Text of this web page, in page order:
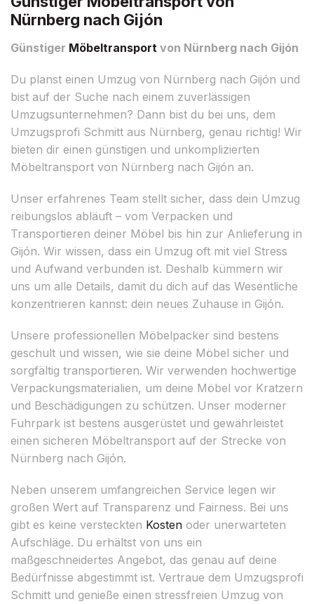
Nürnberg nach Gijón
Günstiger Möbeltransport von Nürnberg nach Gijón
Du planst einen Umzug von Nürnberg nach Gijón und
bist auf der Suche nach einem zuverlässigen
Umzugsunternehmen? Dann bist du bei uns, dem
Umzugsprofi Schmitt aus Nürnberg, genau richtig! Wir
bieten dir einen günstigen und unkomplizierten
Möbeltransport von Nürnberg nach Gijón an.
Unser erfahrenes Team stellt sicher, dass dein Umzug
reibungslos abläuft – vom Verpacken und
Transportieren deiner Möbel bis hin zur Anlieferung in
Gijón. Wir wissen, dass ein Umzug oft mit viel Stress
und Aufwand verbunden ist. Deshalb kümmern wir
uns um alle Details, damit du dich auf das Wesentliche
konzentrieren kannst: dein neues Zuhause in Gijón.
Unsere professionellen Möbelpacker sind bestens
geschult und wissen, wie sie deine Möbel sicher und
sorgfältig transportieren. Wir verwenden hochwertige
Verpackungsmaterialien, um deine Möbel vor Kratzern
und Beschädigungen zu schützen. Unser moderner
Fuhrpark ist bestens ausgerüstet und gewährleistet
einen sicheren Möbeltransport auf der Strecke von
Nürnberg nach Gijón.
Neben unserem umfangreichen Service legen wir
großen Wert auf Transparenz und Fairness. Bei uns
gibt es keine versteckten Kosten oder unerwarteten
Aufschläge. Du erhältst von uns ein
maßgeschneidertes Angebot, das genau auf deine
Bedürfnisse abgestimmt ist. Vertraue dem Umzugsprofi
Schmitt und genieße einen stressfreien Umzug von